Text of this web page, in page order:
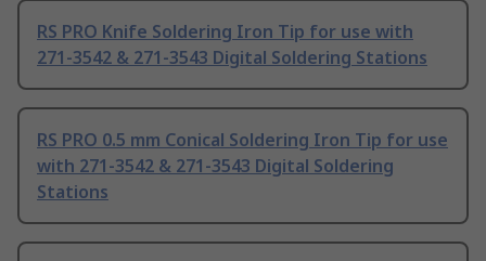
RS PRO Knife Soldering Iron Tip for use with
271-3542 & 271-3543 Digital Soldering Stations
RS PRO 0.5 mm Conical Soldering Iron Tip for use
with 271-3542 & 271-3543 Digital Soldering
Stations